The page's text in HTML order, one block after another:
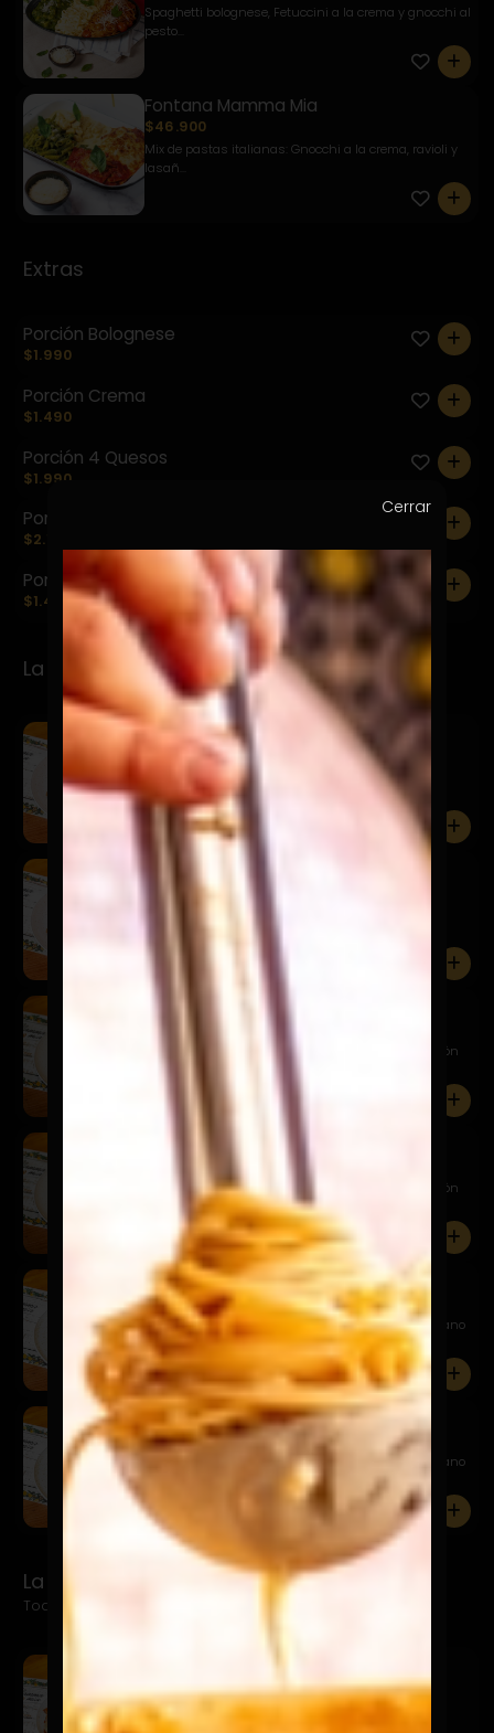
Spaghetti bolognese, Fetuccini a la crema y gnocchi al
pesto...
0
Fontana Mamma Mia
$46.900
Mix de pastas italianas: Gnocchi a la crema, ravioli y
lasañ...
0
Extras
Porción Bolognese
$1.990
0
Porción Crema
$1.490
0
Porción 4 Quesos
$1.990
0
Porción Pesto
$2.190
Porción Pomodoro
$1.490
La Mila e Pasta Specialitá
Milanesa Pollo 4 Quesos
Cubierta de gnocchis cuatro quesos
Milanesa Vacuno 4 Quesos
$22.900
Cubierta de gnocchis cuatro quesos
Milanesa Pollo Panna Prosciutto
Milanesa cubierta con tagliatelle a la crema y jamón
Milanesa Vacuno Panna Prosciutto
Milanesa cubierta con tagliatelle a la crema y jamón
Milanesa Pollo Pomodorino
$19.900
Milanesa spaghetti pomodoro, con queso parmesano
Milanesa Vacuno Pomodorino
$22.900
Milanesa spaghetti pomodoro, con queso parmesano
La Mila Specialitá
Todas acompañadas de papas fritas o ensalada
Milanesa Pollo Azurra
$19.900
Pomodoro, mozarella y queso azul
Cerrar